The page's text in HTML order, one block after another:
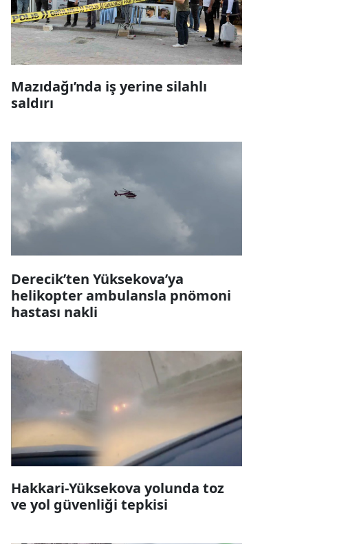
Mazıdağı’nda iş yerine silahlı
saldırı
Derecik’ten Yüksekova’ya
helikopter ambulansla pnömoni
hastası nakli
Hakkari-Yüksekova yolunda toz
ve yol güvenliği tepkisi